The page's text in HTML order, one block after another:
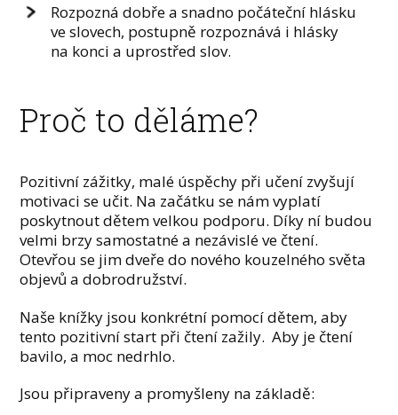
Rozpozná dobře a snadno počáteční hlásku
ve slovech, postupně rozpoznává i hlásky
na konci a uprostřed slov.
Proč to děláme?
Pozitivní zážitky, malé úspěchy při učení zvyšují
motivaci se učit. Na začátku se nám vyplatí
poskytnout dětem velkou podporu. Díky ní budou
velmi brzy samostatné a nezávislé ve čtení.
Otevřou se jim dveře do nového kouzelného světa
objevů a dobrodružství.
Naše knížky jsou konkrétní pomocí dětem, aby
tento pozitivní start při čtení zažily. Aby je čtení
bavilo, a moc nedrhlo.
Jsou připraveny a promyšleny na základě: